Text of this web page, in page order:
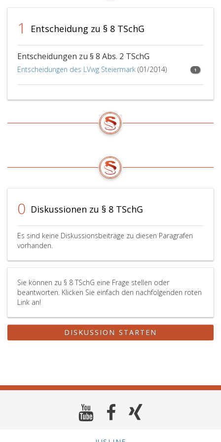
und
die
Weitergabe
im
Wege
Erbschaft.
individuell
bestimmten
Tieren
im
Sinne
Paragraph
den
oder
gemäß
30,
mit
Pflichten
Halters
betraute
die
Weitergabe
Das
Tieren
1 Entscheidung zu § 8 TSchG
Entscheidungen zu § 8 Abs. 2 TSchG
Entscheidungen des LVwg Steiermark (01/2014) 1
0 Diskussionen zu § 8 TSchG
Es sind keine Diskussionsbeiträge zu diesen Paragrafen
vorhanden.
Sie können zu § 8 TSchG eine Frage stellen oder
beantworten. Klicken Sie einfach den nachfolgenden roten
Link an!
DISKUSSION STARTEN